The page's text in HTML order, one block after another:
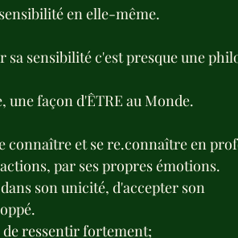
en elle-même.
sensibilité c'est presque une
une façon d'ÊTRE au Monde.
connaître et se re.connaître en
par ses propres émotions.
son unicité, d'accepter son
de ressentir fortement;